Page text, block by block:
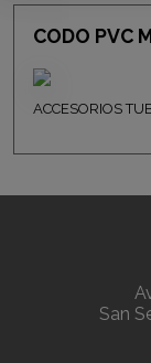
CODO PVC
ACCESORIOS
San